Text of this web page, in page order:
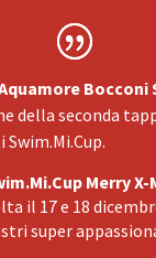
Bocconi
della seconda
Merry
il 17 e 18
super